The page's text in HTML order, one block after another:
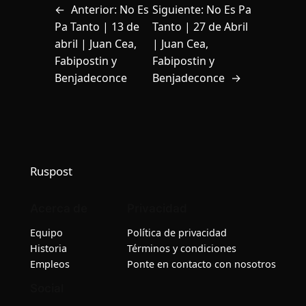
← Anterior: No Es
Pa Tanto | 13 de
abril | Juan Cea,
Fabipostin y
Benjadeconce
Siguiente: No Es Pa
Tanto | 27 de Abril
| Juan Cea,
Fabipostin y
Benjadeconce →
Ruspost
Equipo
Historia
Empleos
Política de privacidad
Términos y condiciones
Ponte en contacto con nosotros